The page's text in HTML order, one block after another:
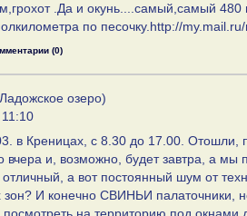
.Да и окунь....самый,самый 480
по песочку.http://
(0)
озеро)
в Креницах, с 8.30 до 17.00. Отошли,
вчера и, возможно, будет завтра, а мы
а вот постоянный шум от
И конечно СВИНЬИ палаточники,